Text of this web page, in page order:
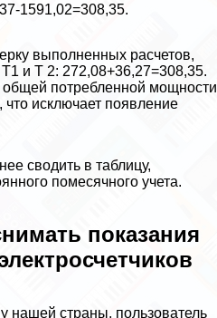
1591,02=308,35.
выполненных расчетов,
и Т 2: 272,08+36,27=308,35.
потрeбленной мощности
исключает появление
сводить в таблицу,
помecячного учета.
показания
нашей страны, пользователь